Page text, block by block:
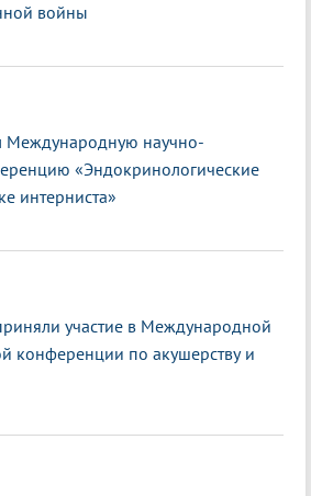
войны
Международную научно-
«Эндокринологические
интерниста»
участие в Международной
конференции по акушерству и